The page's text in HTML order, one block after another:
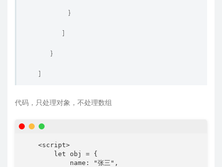
}
]
}
]
代码，只处理对象，不处理数组
    <script>
        let obj = {
            name: "张三",